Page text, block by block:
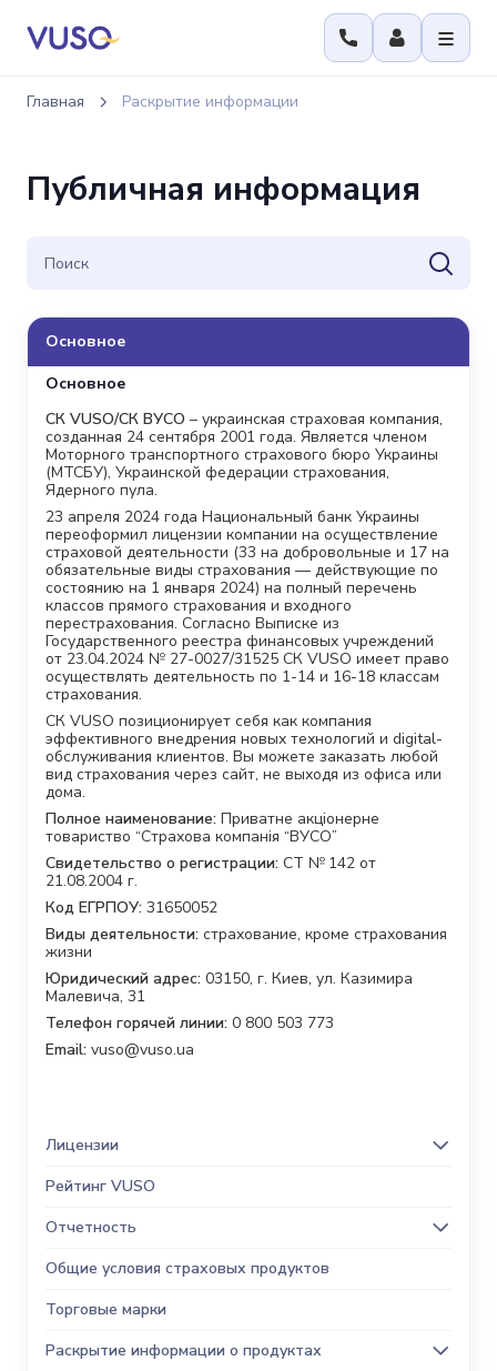
Главная Раскрытие информации
Публичная информация
Основное
Основное
СК VUSO/СК ВУСО – украинская страховая компания,
созданная 24 сентября 2001 года. Является членом
Моторного транспортного страхового бюро Украины
(МТСБУ), Украинской федерации страхования,
Ядерного пула.
23 апреля 2024 года Национальный банк Украины
переоформил лицензии компании на осуществление
страховой деятельности (33 на добровольные и 17 на
обязательные виды страхования — действующие по
состоянию на 1 января 2024) на полный перечень
классов прямого страхования и входного
перестрахования. Согласно Выписке из
Государственного реестра финансовых учреждений
от 23.04.2024 № 27-0027/31525 СК VUSO имеет право
осуществлять деятельность по 1-14 и 16-18 классам
страхования.
СК VUSO позиционирует себя как компания
эффективного внедрения новых технологий и digital-
обслуживания клиентов. Вы можете заказать любой
вид страхования через сайт, не выходя из офиса или
дома.
Полное наименование: Приватне акціонерне
товариство “Страхова компанія “ВУСО”
Свидетельство о регистрации: СТ № 142 от
21.08.2004 г.
Код ЕГРПОУ: 31650052
Виды деятельности: страхование, кроме страхования
жизни
Юридический адрес: 03150, г. Киев, ул. Казимира
Малевича, 31
Телефон горячей линии: 0 800 503 773
Email: vuso@vuso.ua
Лицензии
Рейтинг VUSO
Отчетность
Общие условия страховых продуктов
Торговые марки
Раскрытие информации о продуктах